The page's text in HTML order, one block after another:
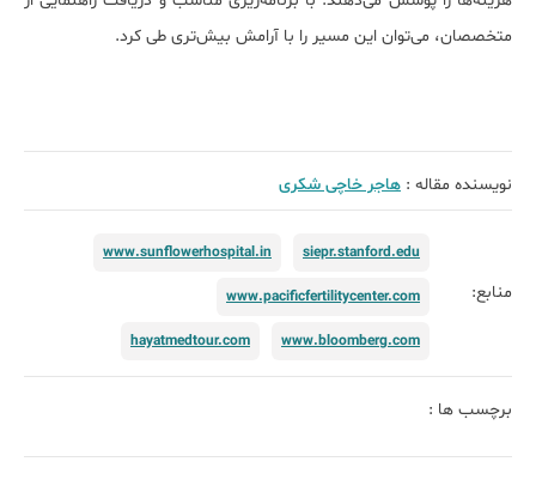
متخصصان، می‌توان این مسیر را با آرامش بیش‌تری طی کرد.
نویسنده مقاله : هاجر خاچی شکری
منابع:
siepr.stanford.edu
www.sunflowerhospital.in
www.pacificfertilitycenter.com
www.bloomberg.com
hayatmedtour.com
برچسب ها :